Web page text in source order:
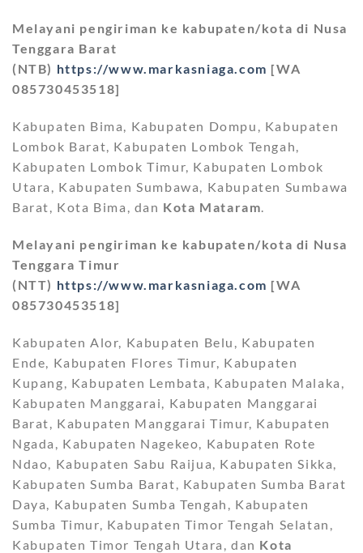
Melayani pengiriman ke kabupaten/kota di Nusa
Tenggara Barat
(NTB) https://www.markasniaga.com [WA
085730453518]
Kabupaten Bima, Kabupaten Dompu, Kabupaten
Lombok Barat, Kabupaten Lombok Tengah,
Kabupaten Lombok Timur, Kabupaten Lombok
Utara, Kabupaten Sumbawa, Kabupaten Sumbawa
Barat, Kota Bima, dan Kota Mataram.
Melayani pengiriman ke kabupaten/kota di Nusa
Tenggara Timur
(NTT) https://www.markasniaga.com [WA
085730453518]
Kabupaten Alor, Kabupaten Belu, Kabupaten
Ende, Kabupaten Flores Timur, Kabupaten
Kupang, Kabupaten Lembata, Kabupaten Malaka,
Kabupaten Manggarai, Kabupaten Manggarai
Barat, Kabupaten Manggarai Timur, Kabupaten
Ngada, Kabupaten Nagekeo, Kabupaten Rote
Ndao, Kabupaten Sabu Raijua, Kabupaten Sikka,
Kabupaten Sumba Barat, Kabupaten Sumba Barat
Daya, Kabupaten Sumba Tengah, Kabupaten
Sumba Timur, Kabupaten Timor Tengah Selatan,
Kabupaten Timor Tengah Utara, dan Kota